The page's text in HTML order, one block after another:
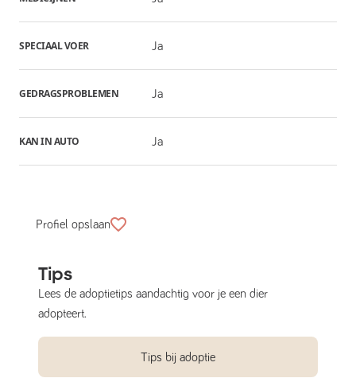
SPECIAAL VOER Ja
GEDRAGSPROBLEMEN Ja
KAN IN AUTO Ja
Profiel opslaan
Tips
Lees de adoptietips aandachtig voor je een dier
adopteert.
Tips bij adoptie